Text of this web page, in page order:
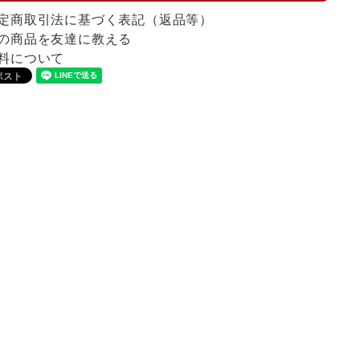
商取引法に基づく表記（返品等）
商品を友達に教える
について